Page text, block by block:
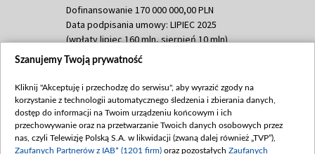
Dofinansowanie 170 000 000,00 PLN
Data podpisania umowy: LIPIEC 2025
(wpłaty lipiec 160 mln, sierpień 10 mln)
Dofinansowanie 60 000 000,00 PLN
(wpłata wrzesień 60 mln)
Dofinansowanie 635 783 051,21 PLN
Data podpisania umowy: WRZESIEŃ 2025
(wpłata wrzesień 100 mln, październik 350
Szanujemy Twoją prywatność
Kliknij "Akceptuję i przechodzę do serwisu", aby wyrazić zgody na
korzystanie z technologii automatycznego śledzenia i zbierania danych,
dostęp do informacji na Twoim urządzeniu końcowym i ich
przechowywanie oraz na przetwarzanie Twoich danych osobowych przez
nas, czyli Telewizję Polską S.A. w likwidacji (zwaną dalej również „TVP”),
Zaufanych Partnerów z IAB* (1201 firm) oraz pozostałych Zaufanych